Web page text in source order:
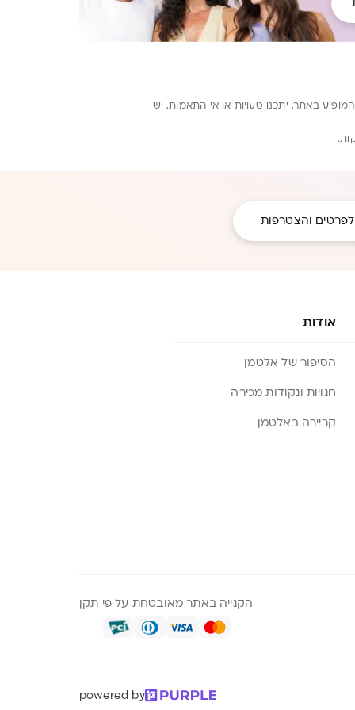
באתר, יתכנו טעויות או אי התאמות, יש
לפרטים והצטרפות
אודות
הסיפור של אלטמן
חנויות ונקודות מכירה
קריירה באלטמן
הקנייה באתר מאובטחת על פי תקן
powered by